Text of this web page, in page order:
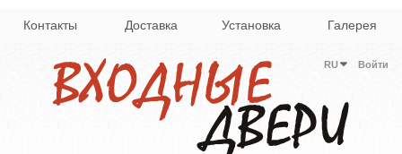
Контакты Доставка Установка Галерея
Войти
RU